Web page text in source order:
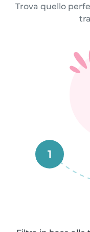
Trova quello
1